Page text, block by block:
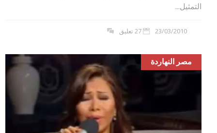
التمثيل...
23/03/2010 27 تعليق
مصر النهاردة